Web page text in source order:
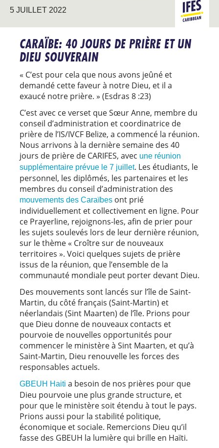
5 JUILLET 2022 CARAÏBE
CARAÏBE: 40 JOURS DE PRIÈRE ET UN
DIEU SOUVERAIN
« C’est pour cela que nous avons jeûné et
demandé cette faveur à notre Dieu, et il a
exaucé notre prière. » (Esdras 8 :23)
C’est avec ce verset que Sœur Anne, membre du
conseil d’administration et coordinatrice de
prière de l’IS/IVCF Belize, a commencé la réunion.
Nous arrivons à la dernière semaine des 40
jours de prière de CARIFES, avec une réunion
supplémentaire prévue le 7 juillet. Les étudiants, le
personnel, les diplômés, les partenaires et les
membres du conseil d’administration des
mouvements des Caraïbes ont prié
individuellement et collectivement en ligne. Pour
ce Prayerline, rejoignons-les, afin de prier pour
les sujets soulevés lors de leur dernière réunion,
sur le thème « Croître sur de nouveaux
territoires ». Voici quelques sujets de prière
issus de la réunion, que l’ensemble de la
communauté mondiale peut porter devant Dieu.
Des mouvements sont lancés sur l’île de Saint-
Martin, du côté français (Saint-Martin) et
néerlandais (Sint Maarten) de l’île. Prions pour
que Dieu donne de nouveaux contacts et
pourvoie de nouvelles opportunités pour
commencer le ministère à Sint Maarten, et qu’à
Saint-Martin, Dieu renouvelle les forces des
responsables actuels.
GBEUH Haiti a besoin de nos prières pour que
Dieu pourvoie une plus grande structure, et
pour que le ministère soit étendu à tout le pays.
Prions aussi pour la stabilité politique,
économique et sociale. Remercions Dieu qu’il
fasse des GBEUH la lumière qui brille en Haïti.